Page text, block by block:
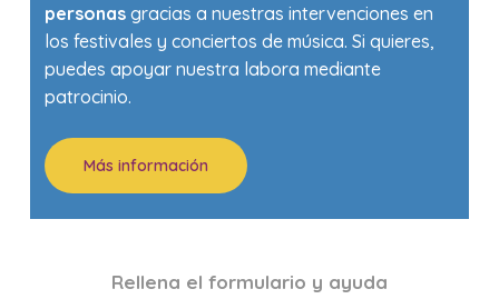
personas gracias a nuestras intervenciones en
los festivales y conciertos de música. Si quieres,
puedes apoyar nuestra labora mediante
patrocinio.
Más información
Rellena el formulario y ayuda